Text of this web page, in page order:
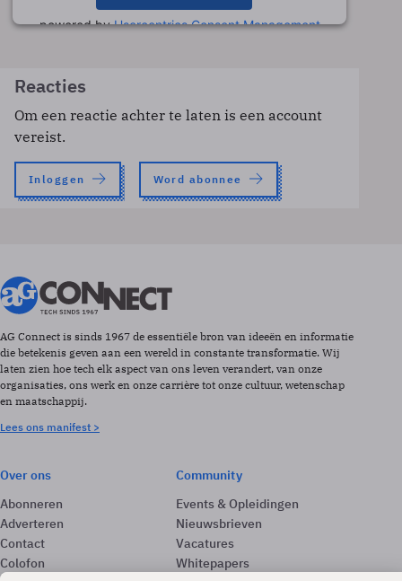
powered byUsercentrics Consent Management
Reacties
Om een reactie achter te laten is een account
vereist.
Inloggen Word abonnee
AG Connect is sinds 1967 de essentiële bron van ideeën en informatie
die betekenis geven aan een wereld in constante transformatie. Wij
laten zien hoe tech elk aspect van ons leven verandert, van onze
organisaties, ons werk en onze carrière tot onze cultuur, wetenschap
en maatschappij.
Lees ons manifest >
Over ons
Abonneren
Adverteren
Contact
Colofon
Community
Events & Opleidingen
Nieuwsbrieven
Vacatures
Whitepapers